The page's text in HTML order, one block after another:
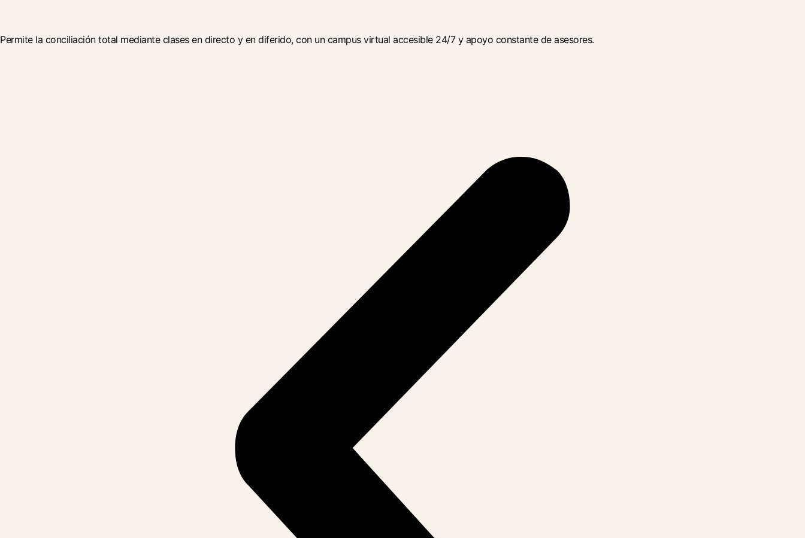
Permite la conciliación total mediante clases en directo y en diferido, con un campus virtual accesible 24/7 y apoyo constante de asesores.